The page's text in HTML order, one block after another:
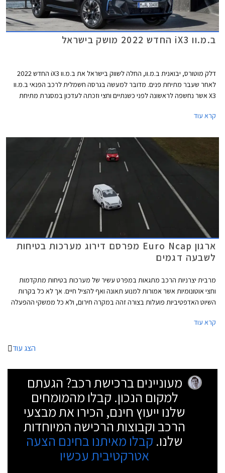
ב.מ.וו iX3 החדש 2022 מושק בישראל
דלק מוטורס, יבואנית ב.מ.וו, החלה לשווק בישראל את ב.מ.וו iX3 החדש 2022
לאחר שעבר מתיחת פנים. מדובר למעשה בגרסה חשמלית לרכב הפנאי ב.מ.וו
X3 אשר נחשפה לראשונה לפני כשנתיים וחצי וזכתה לעדכון במסגרת מתיחת
קרא עוד
ארגון Euro Ncap מפרסם דירוג מערכות בטיחות
לשבעה דגמים
מרבית יצרניות הרכב מתגאות במפרט עשיר של מערכות בטיחות מתקדמות
וחצי אוטונומיות אשר אמורות למנוע תאונה ואף להציל חיים. אך לא כל בקרות
השיוט האדפטיביות פועלות בצורה זהה במקרה חירום, ולא כל ממשקי ההפעלה
את ביצועי מערכות הבטיחות השונות במגוון תרחישים כולל בכביש המהיר.
קרא עוד
הצג עוד
מעוניינים ברכישת רכב? הגעתם
למקום הנכון. קבלו מהמומחים
שלנו ייעוץ חינם, הכירו את מבצעי
הרכב וקבוצות הרכישה המיוחדות
שלנו. קבלו מאיתנו בחינם הצעה
אטרקטיבית עכשיו